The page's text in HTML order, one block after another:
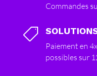
Commandes

Paiement en
possibles sur